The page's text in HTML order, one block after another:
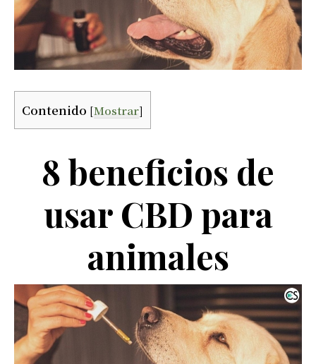
Contenido [Mostrar]
8 beneficios de
usar CBD para
animales